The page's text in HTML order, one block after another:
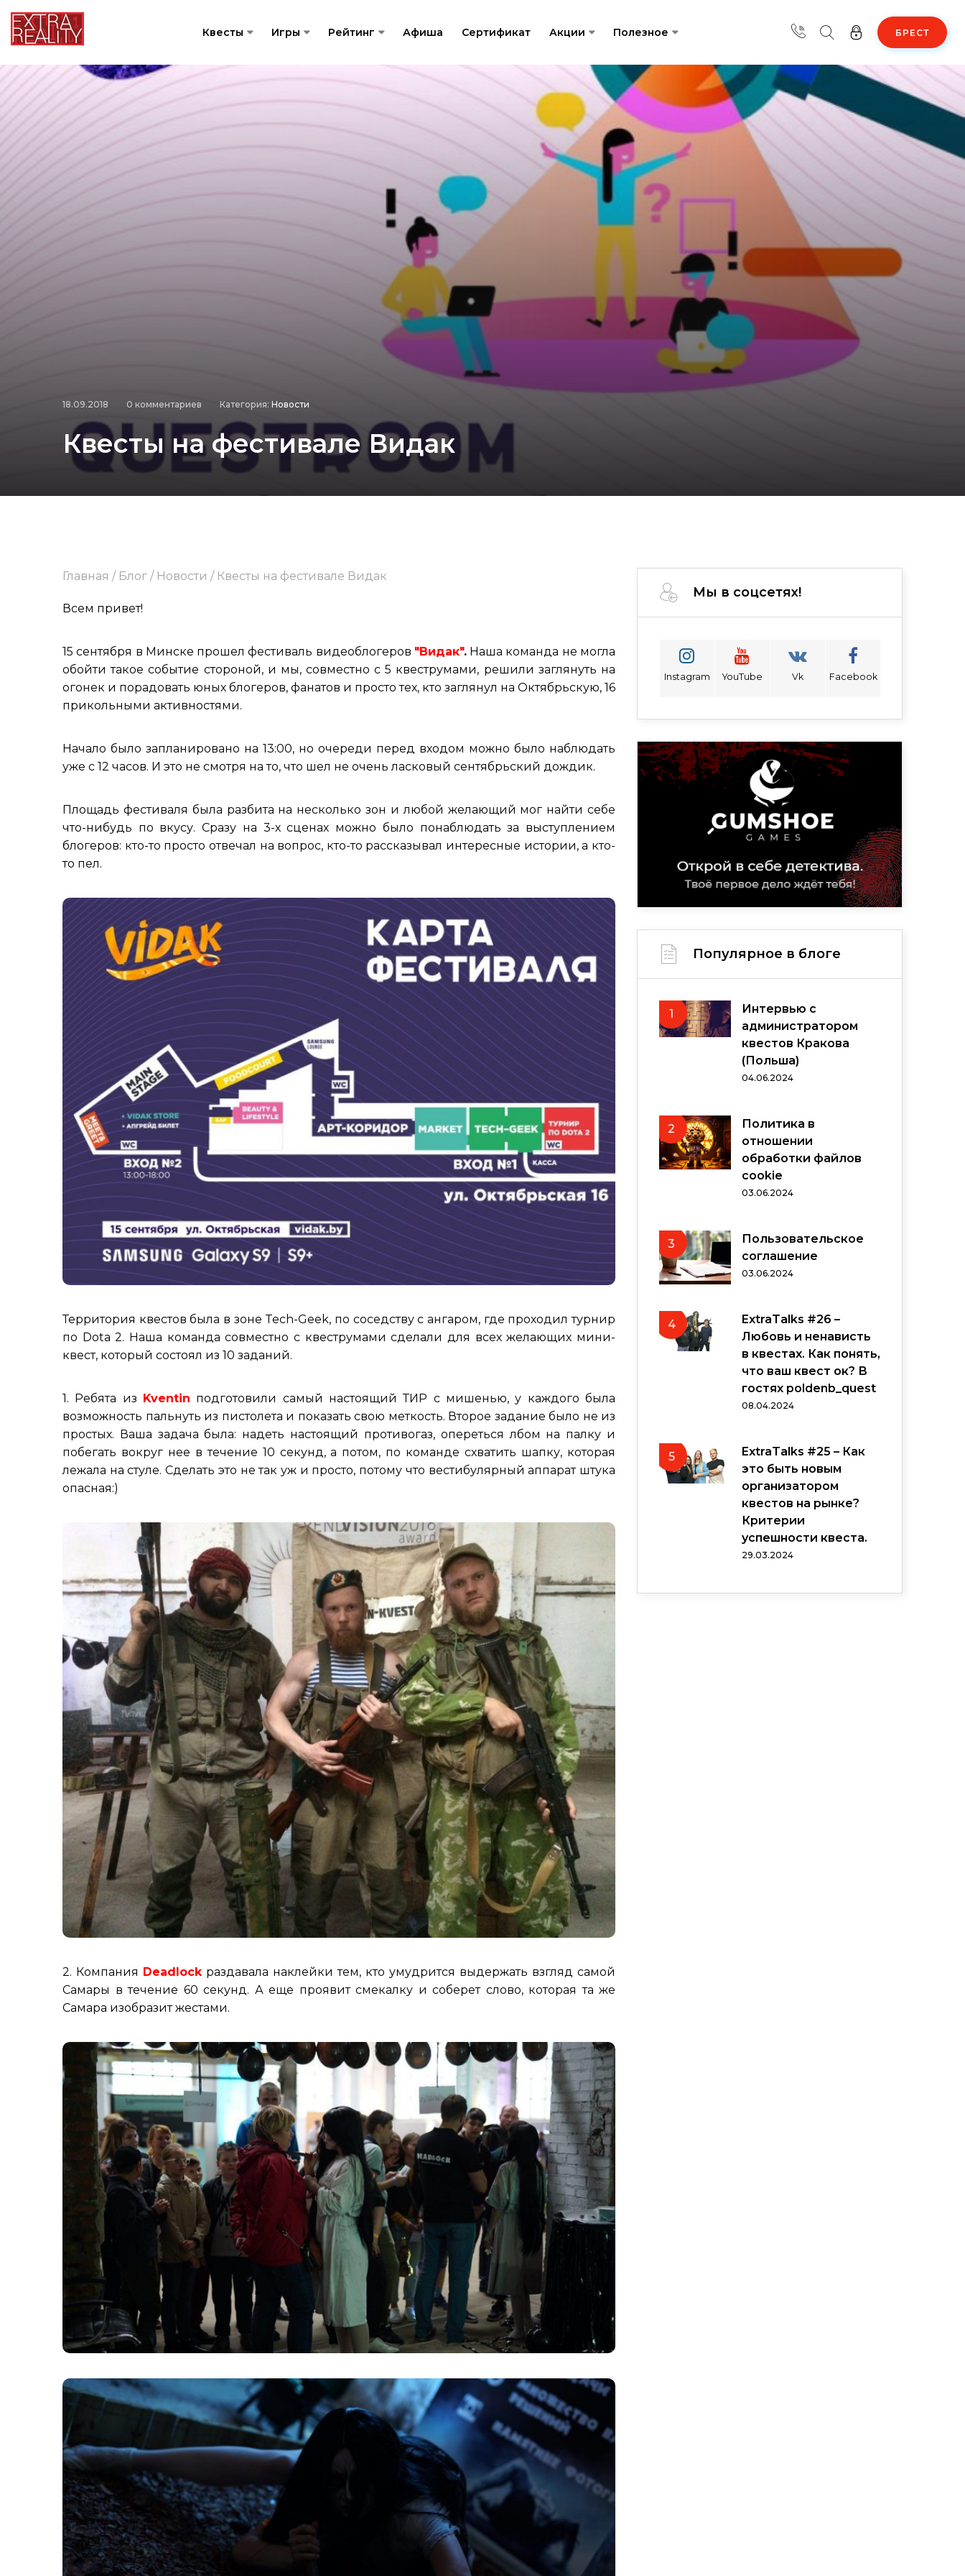
Квесты Игры Рейтинг Афиша Сертификат Акции Полезное БРЕСТ
18.09.2018 0 комментариев Категория: Новости
Квесты на фестивале Видак
Главная / Блог / Новости / Квесты на фестивале Видак
Всем привет!
15 сентября в Минске прошел фестиваль видеоблогеров "Видак".Наша команда не могла
обойти такое событие стороной, и мы, совместно с 5 квеструмами, решили заглянуть на
огонек и порадовать юных блогеров, фанатов и просто тех, кто заглянул на Октябрьскую, 16
прикольными активностями.
Начало было запланировано на 13:00, но очереди перед входом можно было наблюдать
уже с 12 часов. И это не смотря на то, что шел не очень ласковый сентябрьский дождик.
Площадь фестиваля была разбита на несколько зон и любой желающий мог найти себе
что-нибудь по вкусу. Сразу на 3-х сценах можно было понаблюдать за выступлением
блогеров: кто-то просто отвечал на вопрос, кто-то рассказывал интересные истории, а кто-
то пел.
Территория квестов была в зоне Tech-Geek, по соседству с ангаром, где проходил турнир
по Dota 2. Наша команда совместно с квеструмами сделали для всех желающих мини-
квест, который состоял из 10 заданий.
1. Ребята из Kventin подготовили самый настоящий ТИР с мишенью, у каждого была
возможность пальнуть из пистолета и показать свою меткость. Второе задание было не из
простых. Ваша задача была: надеть настоящий противогаз, опереться лбом на палку и
побегать вокруг нее в течение 10 секунд, а потом, по команде схватить шапку, которая
лежала на стуле. Сделать это не так уж и просто, потому что вестибулярный аппарат штука
опасная:)
2. Компания Deadlock раздавала наклейки тем, кто умудрится выдержать взгляд самой
Самары в течение 60 секунд. А еще проявит смекалку и соберет слово, которая та же
Самара изобразит жестами.
Мы в соцсетях!
Instagram YouTube Vk Facebook
Популярное в блоге
1
Интервью с
администратором
квестов Кракова
(Польша)
04.06.2024
2
Политика в
отношении
обработки файлов
cookie
03.06.2024
3
Пользовательское
соглашение
03.06.2024
4
ExtraTalks #26 –
Любовь и ненависть
в квестах. Как понять,
что ваш квест ок? В
гостях poldenb_quest
08.04.2024
5
ExtraTalks #25 – Как
это быть новым
организатором
квестов на рынке?
Критерии
успешности квеста.
29.03.2024